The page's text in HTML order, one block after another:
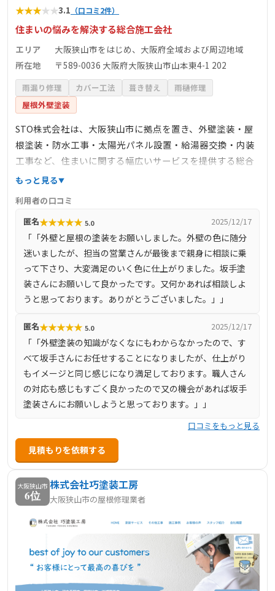
★★★★★3.1 （口コミ2件）
住まいの悩みを解決する総合施工会社
エリア
大阪狭山市をはじめ、大阪府全域および周辺地域
所在地
〒589-0036 大阪府大阪狭山市山本東4-1 202
雨漏り修理 カバー工法 葺き替え
雨樋修理
屋根外壁塗装
STO株式会社は、大阪狭山市に拠点を置き、外壁塗装・屋
根塗装・防水工事・太陽光パネル設置・給湯器交換・内装
工事など、住まいに関する幅広いサービスを提供する総合
施工会社です。お客様の大切な資産である住まいの経年劣
ります。お問い合わせから施工、アフターフォローまで自
社で一貫して対応することで、中間マージンを排除し、安
心価格での施工を実現しています。さらに、無料の住まい
診断や充実した保証サービスを提供し、お客様の満足度向
上に努めています。
もっと見る
利用者の口コミ
匿名★★★★★ 5.0 2025/12/17
「「外壁と屋根の塗装をお願いしました。外壁の色に随分
迷いましたが、担当の営業さんが最後まで親身に相談に乗
って下さり、大変満足のいく色に仕上がりました。坂手塗
装さんにお願いして良かったです。又何かあれば相談しよ
うと思っております。ありがとうございました。」」
匿名★★★★★ 5.0 2025/12/17
「「外壁塗装の知識がなくなにもわからなかったので、す
べて坂手さんにお任せすることになりましたが、仕上がり
もイメージと同じ感じになり満足しております。職人さん
の対応も感じもすごく良かったので又の機会があれば坂手
塗装さんにお願いしようと思っております。」」
口コミをもっと見る
見積もりを依頼する
大阪狭山市
6位
株式会社巧塗装工房
大阪狭山市の屋根修理業者